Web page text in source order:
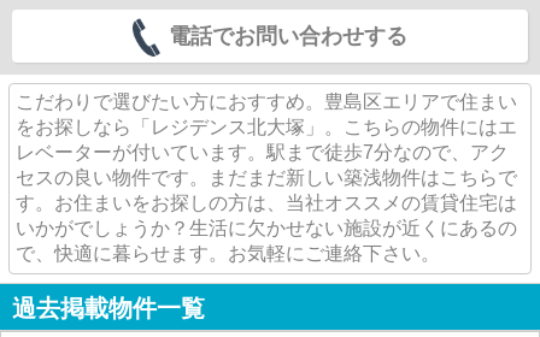
電話でお問い合わせする
こだわりで選びたい方におすすめ。豊島区エリアで住まい
をお探しなら「レジデンス北大塚」。こちらの物件にはエ
レベーターが付いています。駅まで徒歩7分なので、アク
セスの良い物件です。まだまだ新しい築浅物件はこちらで
す。お住まいをお探しの方は、当社オススメの賃貸住宅は
いかがでしょうか？生活に欠かせない施設が近くにあるの
で、快適に暮らせます。お気軽にご連絡下さい。
過去掲載物件一覧